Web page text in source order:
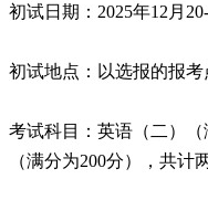
初试日期：2025年12月20-
初试地点：以选报的报考
考试科目：英语（二）
（满分为200分），共计